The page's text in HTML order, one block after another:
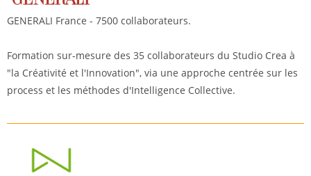
GENERALI France - 7500 collaborateurs.
Formation sur-mesure des 35 collaborateurs du Studio Crea à
"la Créativité et l'Innovation", via une approche centrée sur les
process et les méthodes d'Intelligence Collective.